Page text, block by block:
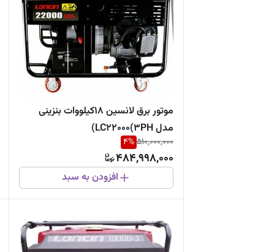
موتور برق لانسین 18کیلووات بنزینی
مدل LC22000(3PH)
510,000,000
4%
484,998,000
افزودن به سبد